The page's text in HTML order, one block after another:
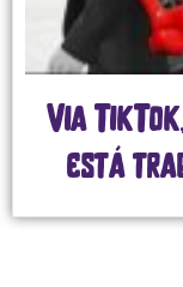
Via
está